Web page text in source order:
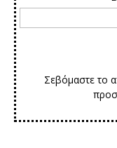
Σεβόμαστε το